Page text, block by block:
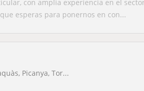
con amplia experiencia en el
esperas para ponernos en con...
Picanya, Tor...